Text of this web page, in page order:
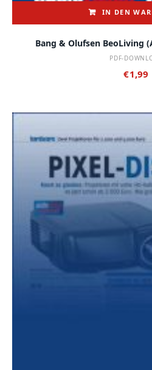
IN DEN
Bang & Olufsen BeoLiving
PDF-
€1,99